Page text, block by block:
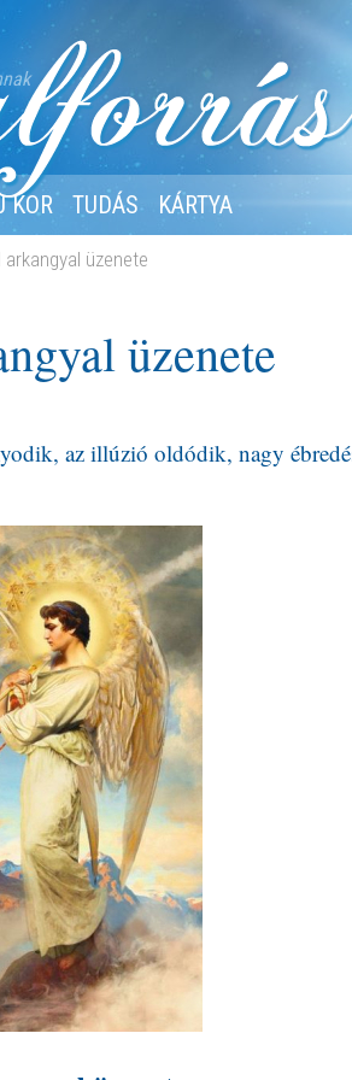
KOR TUDÁS KÁRTYA
arkangyal üzenete
üzenete
az illúzió oldódik, nagy